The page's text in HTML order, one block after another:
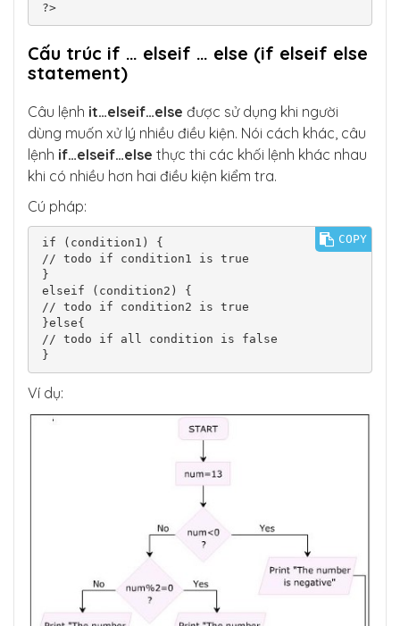
?>
Cấu trúc if … elseif … else (if elseif else
statement)
Câu lệnh it…elseif…else được sử dụng khi người
dùng muốn xử lý nhiều điều kiện. Nói cách khác, câu
lệnh if…elseif…else thực thi các khối lệnh khác nhau
khi có nhiều hơn hai điều kiện kiểm tra.
Cú pháp:
if (condition1) {
// todo if condition1 is true
}
elseif (condition2) {
// todo if condition2 is true
}else{
// todo if all condition is false
}
COPY
Ví dụ: